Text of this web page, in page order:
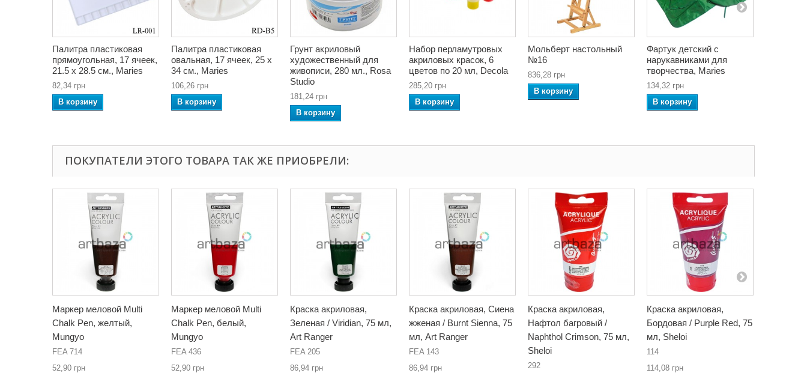
Палитра пластиковая
прямоугольная, 17 ячеек,
21.5 x 28.5 см., Maries
82,34 грн
В корзину
Палитра пластиковая
овальная, 17 ячеек, 25 x
34 см., Maries
106,26 грн
В корзину
Грунт акриловый
художественный для
живописи, 280 мл., Rosa
Studio
181,24 грн
В корзину
Набор перламутровых
акриловых красок, 6
цветов по 20 мл, Decola
285,20 грн
В корзину
Мольберт настольный
№16
836,28 грн
В корзину
Фартук детский с
нарукавниками для
творчества, Maries
134,32 грн
В корзину
ПОКУПАТЕЛИ ЭТОГО ТОВАРА ТАК ЖЕ ПРИОБРЕЛИ:
Маркер меловой Multi
Chalk Pen, желтый,
Mungyo
FEA 714
52,90 грн
Маркер меловой Multi
Chalk Pen, белый,
Mungyo
FEA 436
52,90 грн
Краска акриловая,
Зеленая / Viridian, 75 мл,
Art Ranger
FEA 205
86,94 грн
Краска акриловая, Сиена
жженая / Burnt Sienna, 75
мл, Art Ranger
FEA 143
86,94 грн
Краска акриловая,
Нафтол багровый /
Naphthol Crimson, 75 мл,
Sheloi
292
Краска акриловая,
Бордовая / Purple Red, 75
мл, Sheloi
114
114,08 грн